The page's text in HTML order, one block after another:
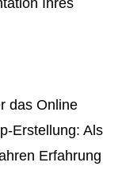
Ihres
das Online
Erstellung: Als
Erfahrung